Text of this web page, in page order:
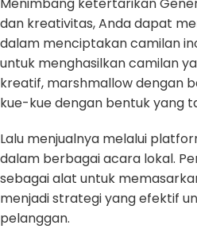
Menimbang ketertarikan
dan kreativitas, Anda dapat
dalam menciptakan camilan
untuk menghasilkan camilan
kreatif, marshmallow dengan
kue-kue dengan bentuk yang
Lalu menjualnya melalui
dalam berbagai acara lokal.
sebagai alat untuk
menjadi strategi yang efektif
pelanggan.